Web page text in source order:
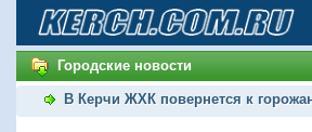
Городские новости
В Керчи ЖХК повернется к